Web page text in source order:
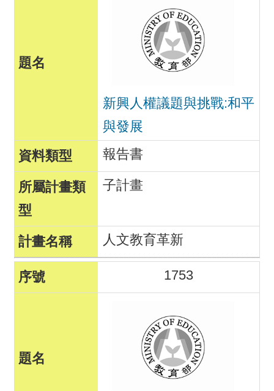
新興人權議題與挑戰:和平
與發展
報告書
子計畫
人文教育革新
1753